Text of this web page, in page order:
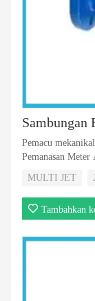
Pemacu
Pemanasan Meter
MULTI JET
Tambahkan